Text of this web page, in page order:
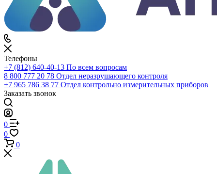
Корзина
Телефоны
+7 (812) 640-40-13
8 800 777 20 78
+7 965 786 38 77 Отдел контрольно измерительных приборов
Заказать звонок